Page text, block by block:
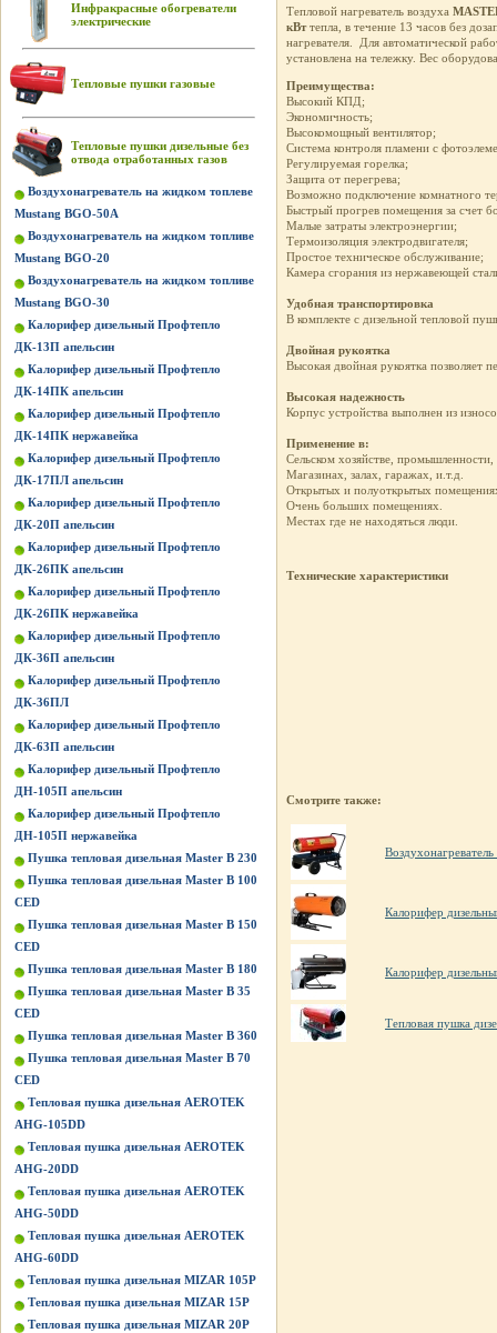
Инфракрасные обогреватели
электрические
Тепловые пушки газовые
Тепловые пушки дизельные без
отвода отработанных газов
Воздухонагреватель на жидком топлеве
Mustang BGO-50A
Воздухонагреватель на жидком топливе
Mustang BGO-20
Воздухонагреватель на жидком топливе
Mustang BGO-30
Калорифер дизельный Профтепло
ДК-13П апельсин
Калорифер дизельный Профтепло
ДК-14ПК апельсин
Калорифер дизельный Профтепло
ДК-14ПК нержавейка
Калорифер дизельный Профтепло
ДК-17ПЛ апельсин
Калорифер дизельный Профтепло
ДК-20П апельсин
Калорифер дизельный Профтепло
ДК-26ПК апельсин
Калорифер дизельный Профтепло
ДК-26ПК нержавейка
Калорифер дизельный Профтепло
ДК-36П апельсин
Калорифер дизельный Профтепло
ДК-36ПЛ
Калорифер дизельный Профтепло
ДК-63П апельсин
Калорифер дизельный Профтепло
ДН-105П апельсин
Калорифер дизельный Профтепло
ДН-105П нержавейка
Пушка тепловая дизельная Master B 230
Пушка тепловая дизельная Master B 100
CED
Пушка тепловая дизельная Master B 150
CED
Пушка тепловая дизельная Master B 180
Пушка тепловая дизельная Master B 35
CED
Пушка тепловая дизельная Master B 360
Пушка тепловая дизельная Master B 70
CED
Тепловая пушка дизельная AEROTEK
AHG-105DD
Тепловая пушка дизельная AEROTEK
AHG-20DD
Тепловая пушка дизельная AEROTEK
AHG-50DD
Тепловая пушка дизельная AEROTEK
AHG-60DD
Тепловая пушка дизельная MIZAR 105P
Тепловая пушка дизельная MIZAR 15P
Тепловая пушка дизельная MIZAR 20P
Тепловой нагреватель воздуха
кВттепла, в течение 13 часов без
нагревателя. Для автоматической
установлена на тележку. Вес
Преимущества:
Высокий КПД;
Экономичность;
Высокомощный вентилятор;
Система контроля пламени с
Регулируемая горелка;
Защита от перегрева;
Возможно подключение комнатного
Быстрый прогрев помещения за счет
Малые затраты электроэнергии;
Термоизоляция электродвигателя;
Простое техническое обслуживание;
Камера сгорания из нержавеющей
Удобная транспортировка
В комплекте с дизельной тепловой
Двойная рукоятка
Высокая двойная рукоятка позволяет
Высокая надежность
Корпус устройства выполнен из
Применение в:
Сельском хозяйстве, промышленности,
Магазинах, залах, гаражах, и.т.д.
Открытых и полуоткрытых
Очень больших помещениях.
Местах где не находяться люди.
Технические характеристики
Смотрите также:
Калорифер
Калорифер
Тепловая пушка